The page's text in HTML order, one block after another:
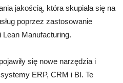
jakością, która skupiała się na
poprzez zastosowanie
Manufacturing.
się nowe narzędzia i
ERP, CRM i BI. Te